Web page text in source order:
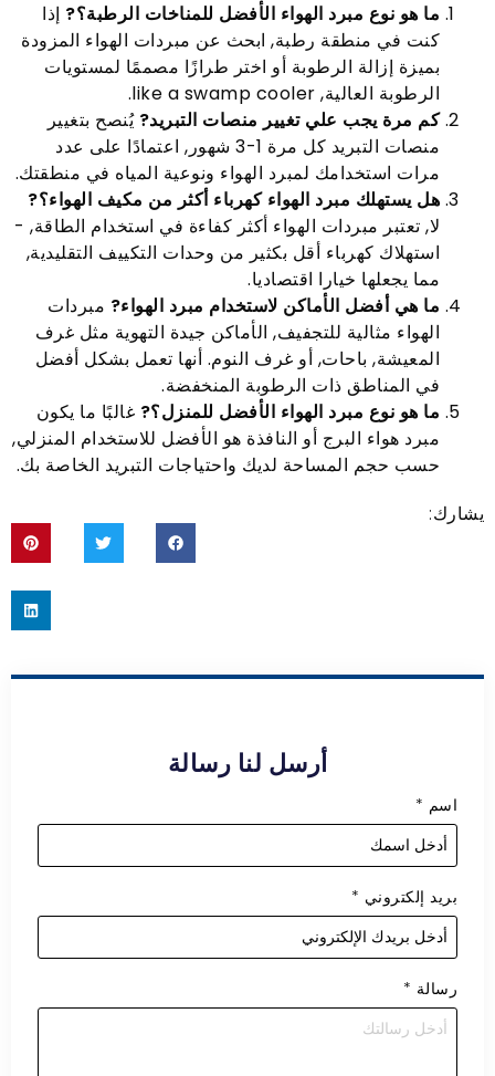
ما هو نوع مبرد الهواء الأفضل للمناخات الرطبة؟? إذا
كنت في منطقة رطبة, ابحث عن مبردات الهواء المزودة
بميزة إزالة الرطوبة أو اختر طرازًا مصممًا لمستويات
الرطوبة العالية, like a swamp cooler
.
كم مرة يجب علي تغيير منصات التبريد? يُنصح بتغيير
منصات التبريد كل مرة 1-3 شهور, اعتمادًا على عدد
مرات استخدامك لمبرد الهواء ونوعية المياه في منطقتك.
هل يستهلك مبرد الهواء كهرباء أكثر من مكيف الهواء؟?
لا, تعتبر مبردات الهواء أكثر كفاءة في استخدام الطاقة, -
استهلاك كهرباء أقل بكثير من وحدات التكييف التقليدية,
مما يجعلها خيارا اقتصاديا.
ما هي أفضل الأماكن لاستخدام مبرد الهواء? مبردات
الهواء مثالية للتجفيف, الأماكن جيدة التهوية مثل غرف
المعيشة, باحات, أو غرف النوم. أنها تعمل بشكل أفضل
في المناطق ذات الرطوبة المنخفضة.
ما هو نوع مبرد الهواء الأفضل للمنزل؟? غالبًا ما يكون
مبرد هواء البرج أو النافذة هو الأفضل للاستخدام المنزلي,
حسب حجم المساحة لديك واحتياجات التبريد الخاصة بك.
يشارك:
أرسل لنا رسالة
اسم *
بريد إلكتروني *
رسالة *